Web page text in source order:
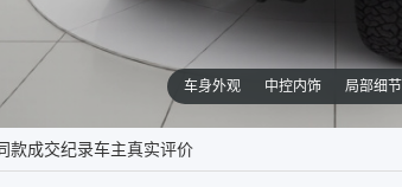
车身外观 中控内饰 局部细节
款成交纪录车主真实评价